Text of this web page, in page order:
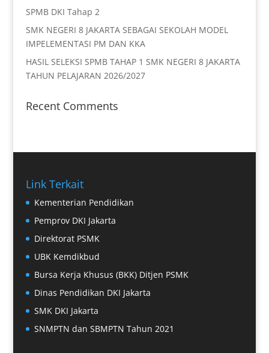
SPMB DKI Tahap 2
SMK NEGERI 8 JAKARTA SEBAGAI SEKOLAH MODEL
IMPELEMENTASI PM DAN KKA
HASIL SELEKSI SPMB TAHAP 1 SMK NEGERI 8 JAKARTA
TAHUN PELAJARAN 2026/2027
Recent Comments
Link Terkait
Kementerian Pendidikan
Pemprov DKI Jakarta
Direktorat PSMK
UBK Kemdikbud
Bursa Kerja Khusus (BKK) Ditjen PSMK
Dinas Pendidikan DKI Jakarta
SMK DKI Jakarta
SNMPTN dan SBMPTN Tahun 2021